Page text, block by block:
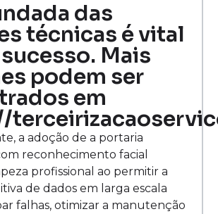
das
técnicas é vital
Mais
podem ser
em
a adoção de a portaria
reconhecimento facial
profissional ao permitir a
de dados em larga escala
falhas, otimizar a manutenção